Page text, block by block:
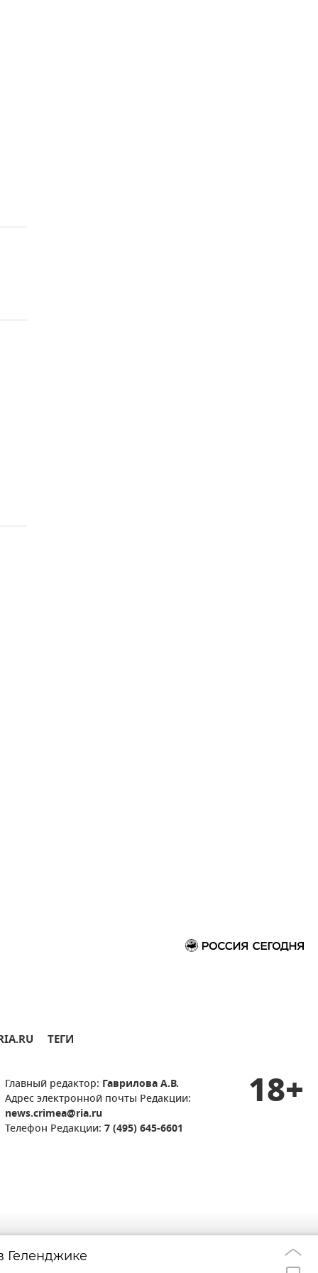
ТЕГИ
Главный редактор: Гаврилова А.В.
Адрес электронной почты Редакции:
news.crimea@ria.ru
Телефон Редакции: 7 (495) 645-6601
18+
Геленджике
Поезда